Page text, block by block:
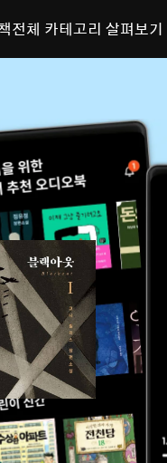
전체 카테고리 살펴보기